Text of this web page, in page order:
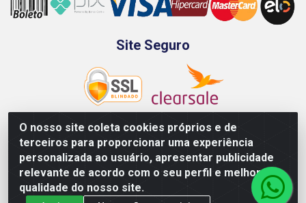
O nosso site coleta cookies próprios e de
terceiros para proporcionar uma experiência
personalizada ao usuário, apresentar publicidade
relevante de acordo com o seu perfil e melhorar a
qualidade do nosso site.
Site Seguro
Rod. BR-101 Sul, Km 73, 4505, Galpão A, Ibura - Recife/PE -
CEP 51240-340 - CNPJ 70.089.974/0001-79